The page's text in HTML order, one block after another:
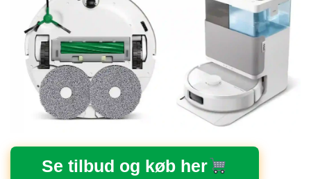
Se tilbud og køb her